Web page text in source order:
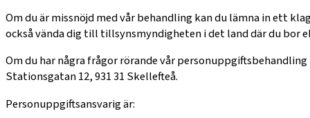
Om du är missnöjd med vår behandling kan du lämna in ett
också vända dig till tillsynsmyndigheten i det land där du bor
Om du har några frågor rörande vår
Stationsgatan 12, 931 31 Skellefteå.
Personuppgiftsansvarig är: